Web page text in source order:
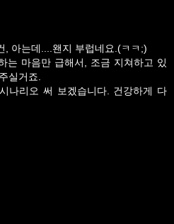
, 아는데....왠지 부럽네요.(ㅋㅋ;)
는 마음만 급해서, 조금 지쳐하고 있
실거죠.
나리오 써 보겠습니다. 건강하게 다